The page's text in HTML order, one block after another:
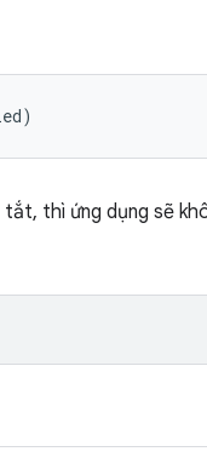
tắt, thì ứng dụng sẽ